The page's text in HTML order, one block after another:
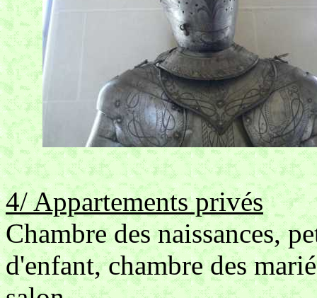
4/ Appartements privés
Chambre des naissances,
d'enfant, chambre des